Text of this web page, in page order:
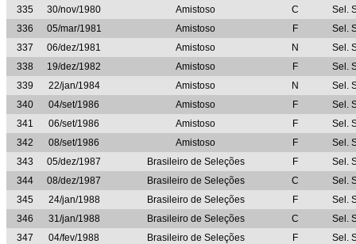
335
30/nov/1980 Amistoso C
Sel.
336
05/mar/1981 Amistoso F
Sel.
337
06/dez/1981 Amistoso N
Sel.
338
19/dez/1982 Amistoso F
Sel.
339
22/jan/1984 Amistoso N
Sel.
340
04/set/1986 Amistoso F
Sel.
341
06/set/1986 Amistoso F
Sel.
342
08/set/1986 Amistoso F
Sel.
343
05/dez/1987 Brasileiro de Seleções F
Sel.
344
08/dez/1987 Brasileiro de Seleções C
Sel.
345
24/jan/1988 Brasileiro de Seleções F
Sel.
346
31/jan/1988 Brasileiro de Seleções C
Sel.
347
04/fev/1988 Brasileiro de Seleções F
Sel.